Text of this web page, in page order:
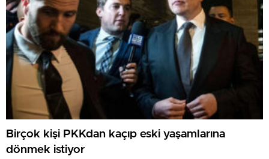
Birçok kişi PKKdan kaçıp eski yaşamlarına
dönmek istiyor